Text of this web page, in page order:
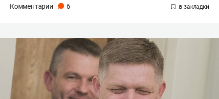
Комментарии 6